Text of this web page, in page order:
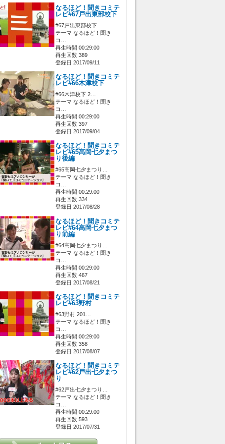
なるほど！聞きコミテ
レビ#67戸出東部校下
#67戸出東部校下 …
テーマ なるほど！聞き
コ…
再生時間 00:29:00
再生回数 389
登録日 2017/09/11
なるほど！聞きコミテ
レビ#66木津校下
#66木津校下 2…
テーマ なるほど！聞き
コ…
再生時間 00:29:00
再生回数 397
登録日 2017/09/04
なるほど！聞きコミテ
レビ#65高岡七夕まつ
り後編
#65高岡七夕まつり…
テーマ なるほど！聞き
コ…
再生時間 00:29:00
再生回数 334
登録日 2017/08/28
なるほど！聞きコミテ
レビ#64高岡七夕まつ
り前編
#64高岡七夕まつり…
テーマ なるほど！聞き
コ…
再生時間 00:29:00
再生回数 467
登録日 2017/08/21
なるほど！聞きコミテ
レビ#63野村
#63野村 201…
テーマ なるほど！聞き
コ…
再生時間 00:29:00
再生回数 358
登録日 2017/08/07
なるほど！聞きコミテ
レビ#62戸出七夕まつ
り
#62戸出七夕まつり…
テーマ なるほど！聞き
コ…
再生時間 00:29:00
再生回数 593
登録日 2017/07/31